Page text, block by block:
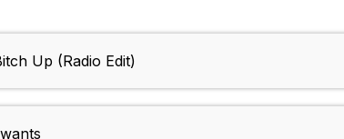
Up (Radio Edit)